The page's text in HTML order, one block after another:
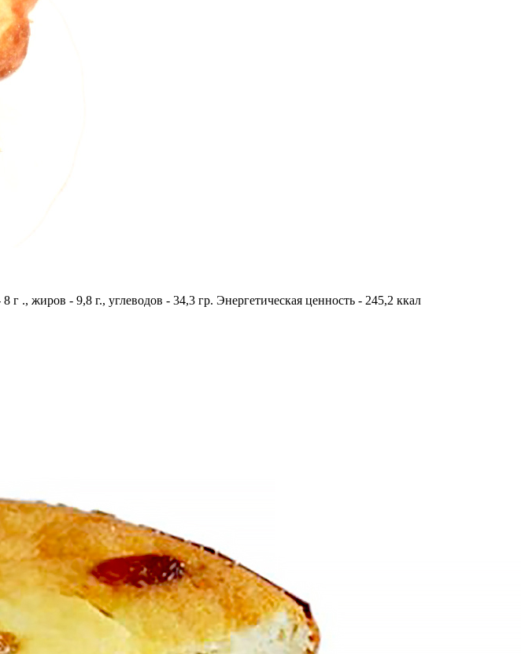
., жиров - 9,8 г., углеводов - 34,3 гр. Энергетическая ценность - 245,2 ккал